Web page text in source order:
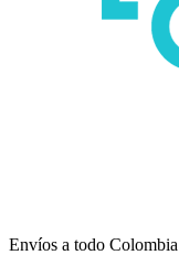
Envíos a todo Colombia